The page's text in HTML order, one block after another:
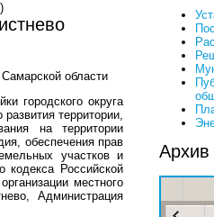
области
городского округа
территории,
на территории
обеспечения прав
участков и
кодекса Российской
местного
Администрация
Архив